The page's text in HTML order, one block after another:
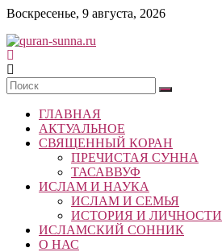
Skip
content
Воскресенье, 9 августа, 2026
quran-
sunna.ru
«Центр
исследований
Корана
Республики
Татарстан
ГЛАВНАЯ
АКТУАЛЬНОЕ
СВЯЩЕННЫЙ КОРАН
ПРЕЧИСТАЯ СУННА
ТАСАВВУФ
ИСЛАМ И НАУКА
ИСЛАМ И СЕМЬЯ
ИСТОРИЯ И ЛИЧНОСТИ
ИСЛАМСКИЙ СОННИК
О НАС